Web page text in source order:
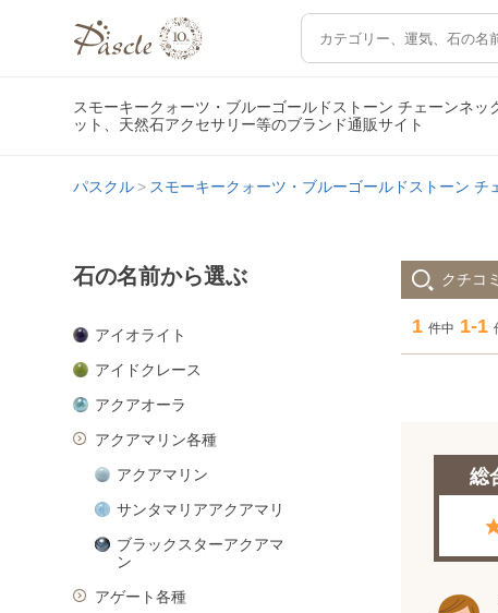
スモーキークォーツ・ブルーゴールドストーン チェーンネ
ット、天然石アクセサリー等のブランド通販サイト
パスクル スモーキークォーツ・ブルーゴールドストーン チ
石の名前から選ぶ
アイオライト
アイドクレース
アクアオーラ
アクアマリン各種
アクアマリン
サンタマリアアクアマリン
ブラックスターアクアマリ
ン
アゲート各種
クチコ
1 件中 1-1
総